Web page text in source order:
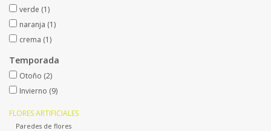
decoración
verde (1)
naranja (1)
crema (1)
Temporada
Otoño (2)
Invierno (9)
FLORES ARTIFICIALES
Paredes de flores